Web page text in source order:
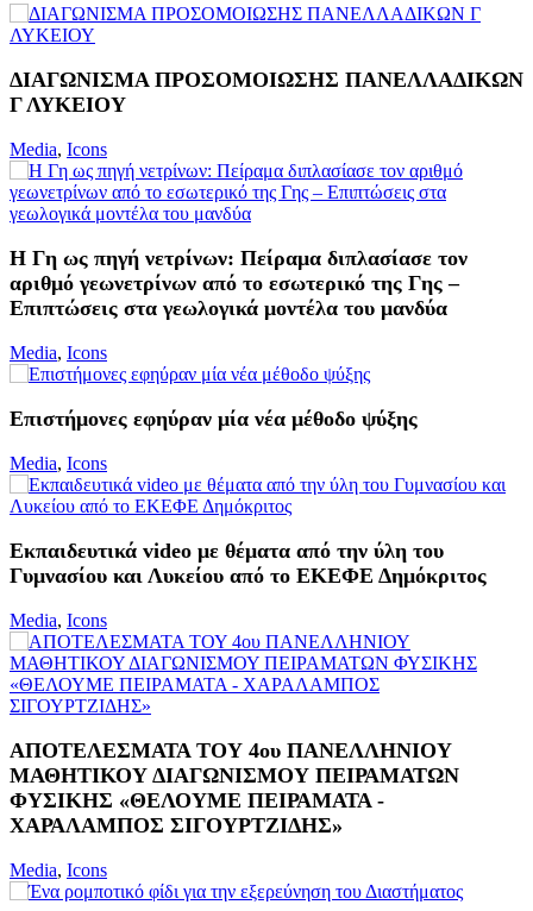
ΔΙΑΓΩΝΙΣΜΑ ΠΡΟΣΟΜΟΙΩΣΗΣ ΠΑΝΕΛΛΑΔΙΚΩΝ
Γ ΛΥΚΕΙΟΥ
Media, Icons
Η Γη ως πηγή νετρίνων: Πείραμα διπλασίασε τον
αριθμό γεωνετρίνων από το εσωτερικό της Γης –
Επιπτώσεις στα γεωλογικά μοντέλα του μανδύα
Media, Icons
Επιστήμονες εφηύραν μία νέα μέθοδο ψύξης
Media, Icons
Εκπαιδευτικά video με θέματα από την ύλη του
Γυμνασίου και Λυκείου από το ΕΚΕΦΕ Δημόκριτος
Media, Icons
ΑΠΟΤΕΛΕΣΜΑΤΑ ΤΟΥ 4ου ΠΑΝΕΛΛΗΝΙΟΥ
ΜΑΘΗΤΙΚΟΥ ΔΙΑΓΩΝΙΣΜΟΥ ΠΕΙΡΑΜΑΤΩΝ
ΦΥΣΙΚΗΣ «ΘΕΛΟΥΜΕ ΠΕΙΡΑΜΑΤΑ -
ΧΑΡΑΛΑΜΠΟΣ ΣΙΓΟΥΡΤΖΙΔΗΣ»
Media, Icons